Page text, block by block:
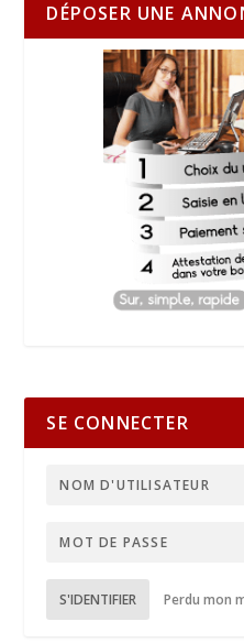
DÉPOSER UNE
SE CONNECTER
S'IDENTIFIER Perdu mon